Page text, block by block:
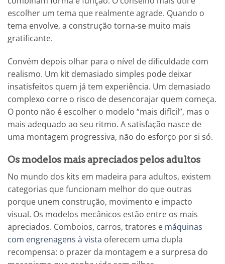
escolher um tema que realmente agrade. Quando o
tema envolve, a construção torna-se muito mais
gratificante.
Convém depois olhar para o nível de dificuldade com
realismo. Um kit demasiado simples pode deixar
insatisfeitos quem já tem experiência. Um demasiado
complexo corre o risco de desencorajar quem começa.
O ponto não é escolher o modelo “mais difícil”, mas o
mais adequado ao seu ritmo. A satisfação nasce de
uma montagem progressiva, não do esforço por si só.
Os modelos mais apreciados pelos adultos
No mundo dos kits em madeira para adultos, existem
categorias que funcionam melhor do que outras
porque unem construção, movimento e impacto
visual. Os modelos mecânicos estão entre os mais
apreciados. Comboios, carros, tratores e máquinas
com engrenagens à vista oferecem uma dupla
recompensa: o prazer da montagem e a surpresa do